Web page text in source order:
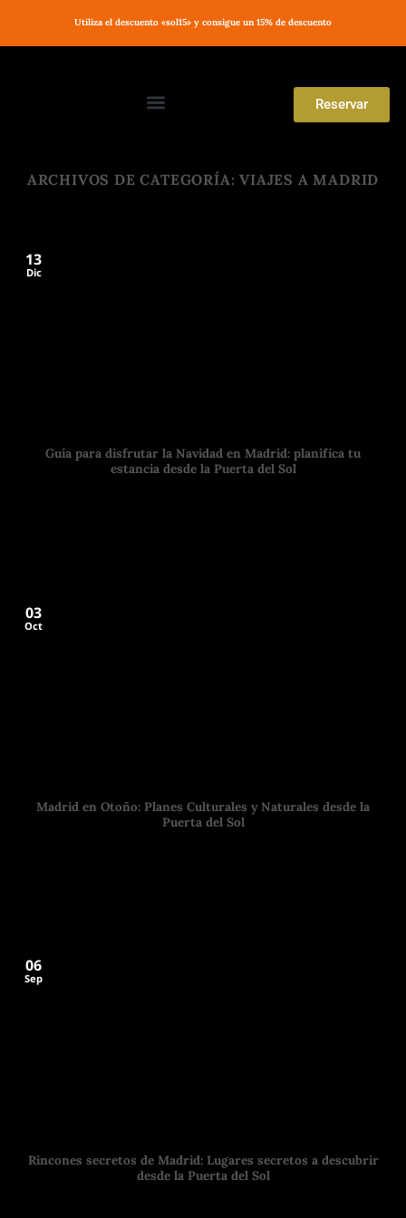
Utiliza el descuento «sol15» y consigue un 15% de descuento
Reservar
ARCHIVOS DE CATEGORÍA:VIAJES A MADRID
Guía para disfrutar la Navidad en Madrid: planifica tu
estancia desde la Puerta del Sol
13
Dic
Madrid en Otoño: Planes Culturales y Naturales desde la
Puerta del Sol
03
Oct
Rincones secretos de Madrid: Lugares secretos a descubrir
desde la Puerta del Sol
06
Sep